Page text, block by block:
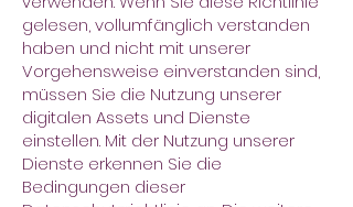
gelesen, vollumfänglich verstanden
haben und nicht mit unserer
Vorgehensweise einverstanden sind,
müssen Sie die Nutzung unserer
digitalen Assets und Dienste
einstellen. Mit der Nutzung unserer
Dienste erkennen Sie die
Bedingungen dieser